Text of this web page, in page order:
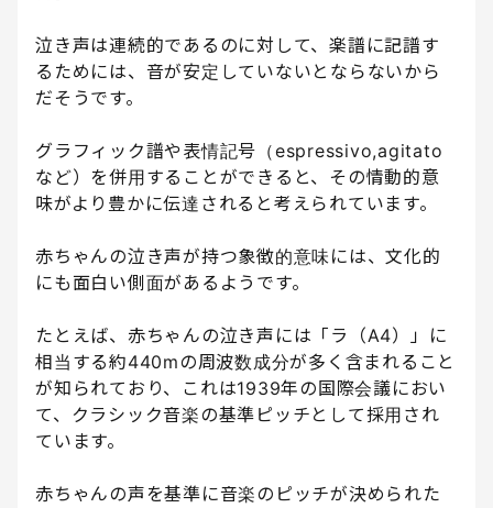
泣き声は連続的であるのに対して、楽譜に記譜す
るためには、音が安定していないとならないから
だそうです。
グラフィック譜や表情記号（espressivo,agitato
など）を併用することができると、その情動的意
味がより豊かに伝達されると考えられています。
赤ちゃんの泣き声が持つ象徴的意味には、文化的
にも面白い側面があるようです。
たとえば、赤ちゃんの泣き声には「ラ（A4）」に
相当する約440mの周波数成分が多く含まれること
が知られており、これは1939年の国際会議におい
て、クラシック音楽の基準ピッチとして採用され
ています。
赤ちゃんの声を基準に音楽のピッチが決められた